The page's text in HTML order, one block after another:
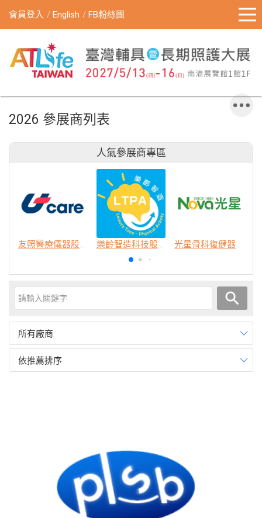
會員登入 English FB粉絲團
2026 參展商列表
人氣參展商專區
友照醫療儀器股份有限公司 樂齡智造科技股份有限公司 光星骨科復健器材股份有限公司
所有廠商
依推薦排序